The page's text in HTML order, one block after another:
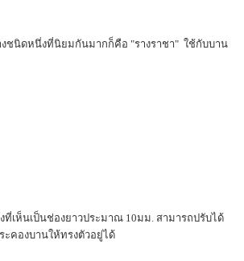
งชนิดหนึ่งที่นิยมกันมากก็คือ "รางราชา" ใช้กับบาน
เห็นเป็นช่องยาวประมาณ 10มม. สามารถปรับได้
คองบานให้ทรงตัวอยู่ได้